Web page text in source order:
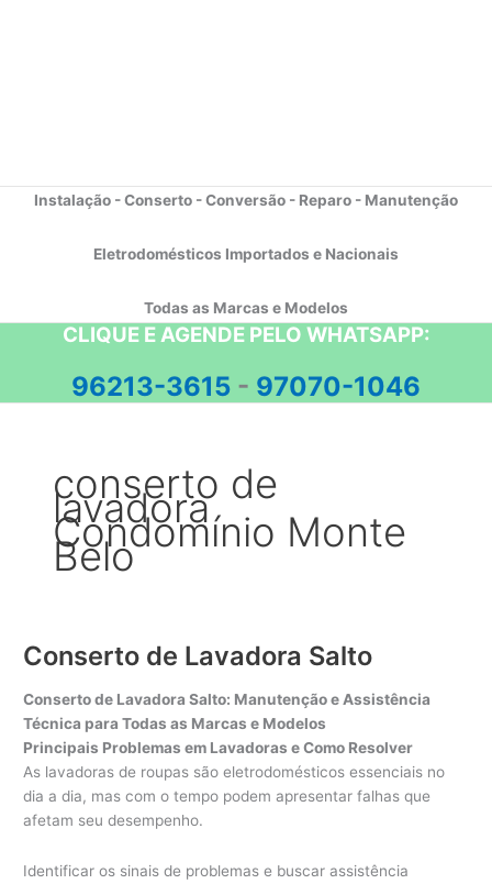
Instalação - Conserto - Conversão - Reparo - Manutenção
Eletrodomésticos Importados e Nacionais
Todas as Marcas e Modelos
CLIQUE E AGENDE PELO WHATSAPP:
96213-3615 - 97070-1046
conserto de
lavadora
Condomínio Monte
Belo
Conserto de Lavadora Salto
Conserto de Lavadora Salto: Manutenção e Assistência
Técnica para Todas as Marcas e Modelos
Principais Problemas em Lavadoras e Como Resolver
As lavadoras de roupas são eletrodomésticos essenciais no
dia a dia, mas com o tempo podem apresentar falhas que
afetam seu desempenho.
Identificar os sinais de problemas e buscar assistência